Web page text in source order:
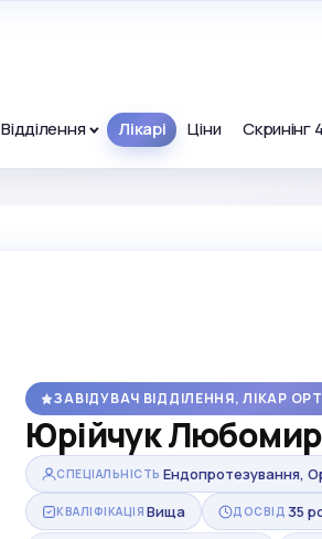
Відділення Лікарі Ціни Скринінг
ЗАВІДУВАЧ ВІДДІЛЕННЯ, ЛІКАР
Юрійчук
СПЕЦІАЛЬНІСТЬ Ендопротезування,
КВАЛІФІКАЦІЯ Вища ДОСВІД 35